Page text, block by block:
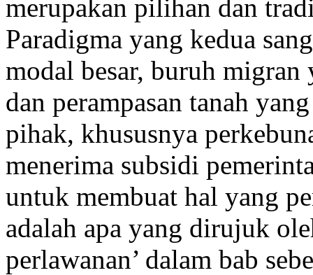
merupakan pilihan dan
Paradigma yang kedua
modal besar, buruh
dan perampasan tanah
pihak, khususnya
menerima subsidi
untuk membuat hal yang
adalah apa yang dirujuk
perlawanan’ dalam bab